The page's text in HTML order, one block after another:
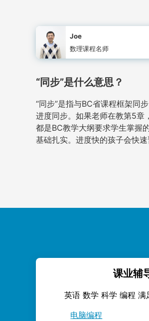
Joe
数理课程名师
“同步”是什么意思？
“同步”是指与BC省课程框架同
进度同步。如果老师在教第5章
都是BC教学大纲要求学生掌握
基础扎实。进度快的孩子会快
课业辅
英语 数学 科学 编程 满
电脑编程